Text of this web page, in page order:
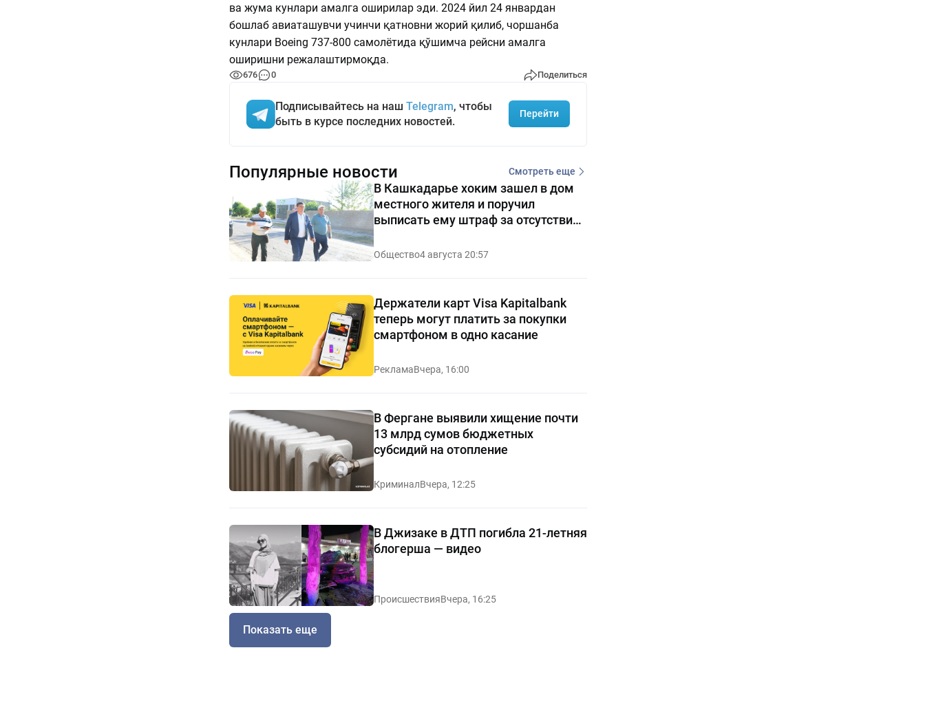
ва жума кунлари амалга оширилар эди. 2024 йил 24 январдан
бошлаб авиаташувчи учинчи қатновни жорий қилиб, чоршанба
кунлари Boeing 737-800 самолётида қўшимча рейсни амалга
оширишни режалаштирмоқда.
676 0 Поделиться
Подписывайтесь на наш Telegram, чтобы
быть в курсе последних новостей.
Перейти
Популярные новости Смотреть еще
В Кашкадарье хоким зашел в дом
местного жителя и поручил
выписать ему штраф за отсутствие
чистоты — видео
Общество4 августа 20:57
Держатели карт Visa Kapitalbank
теперь могут платить за покупки
смартфоном в одно касание
РекламаВчера, 16:00
В Фергане выявили хищение почти
13 млрд сумов бюджетных
субсидий на отопление
КриминалВчера, 12:25
В Джизаке в ДТП погибла 21-летняя
блогерша — видео
ПроисшествияВчера, 16:25
Показать еще